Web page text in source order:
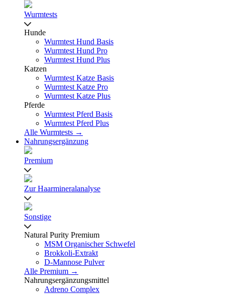
Wurmtests
Hunde
Wurmtest Hund Basis
Wurmtest Hund Pro
Wurmtest Hund Plus
Katzen
Wurmtest Katze Basis
Wurmtest Katze Pro
Wurmtest Katze Plus
Pferde
Wurmtest Pferd Basis
Wurmtest Pferd Plus
Alle Wurmtests →
Nahrungsergänzung
Premium
Zur Haarmineralanalyse
Sonstige
Natural Purity Premium
MSM Organischer Schwefel
Brokkoli-Extrakt
D-Mannose Pulver
Alle Premium →
Nahrungsergänzungsmittel
Adreno Complex